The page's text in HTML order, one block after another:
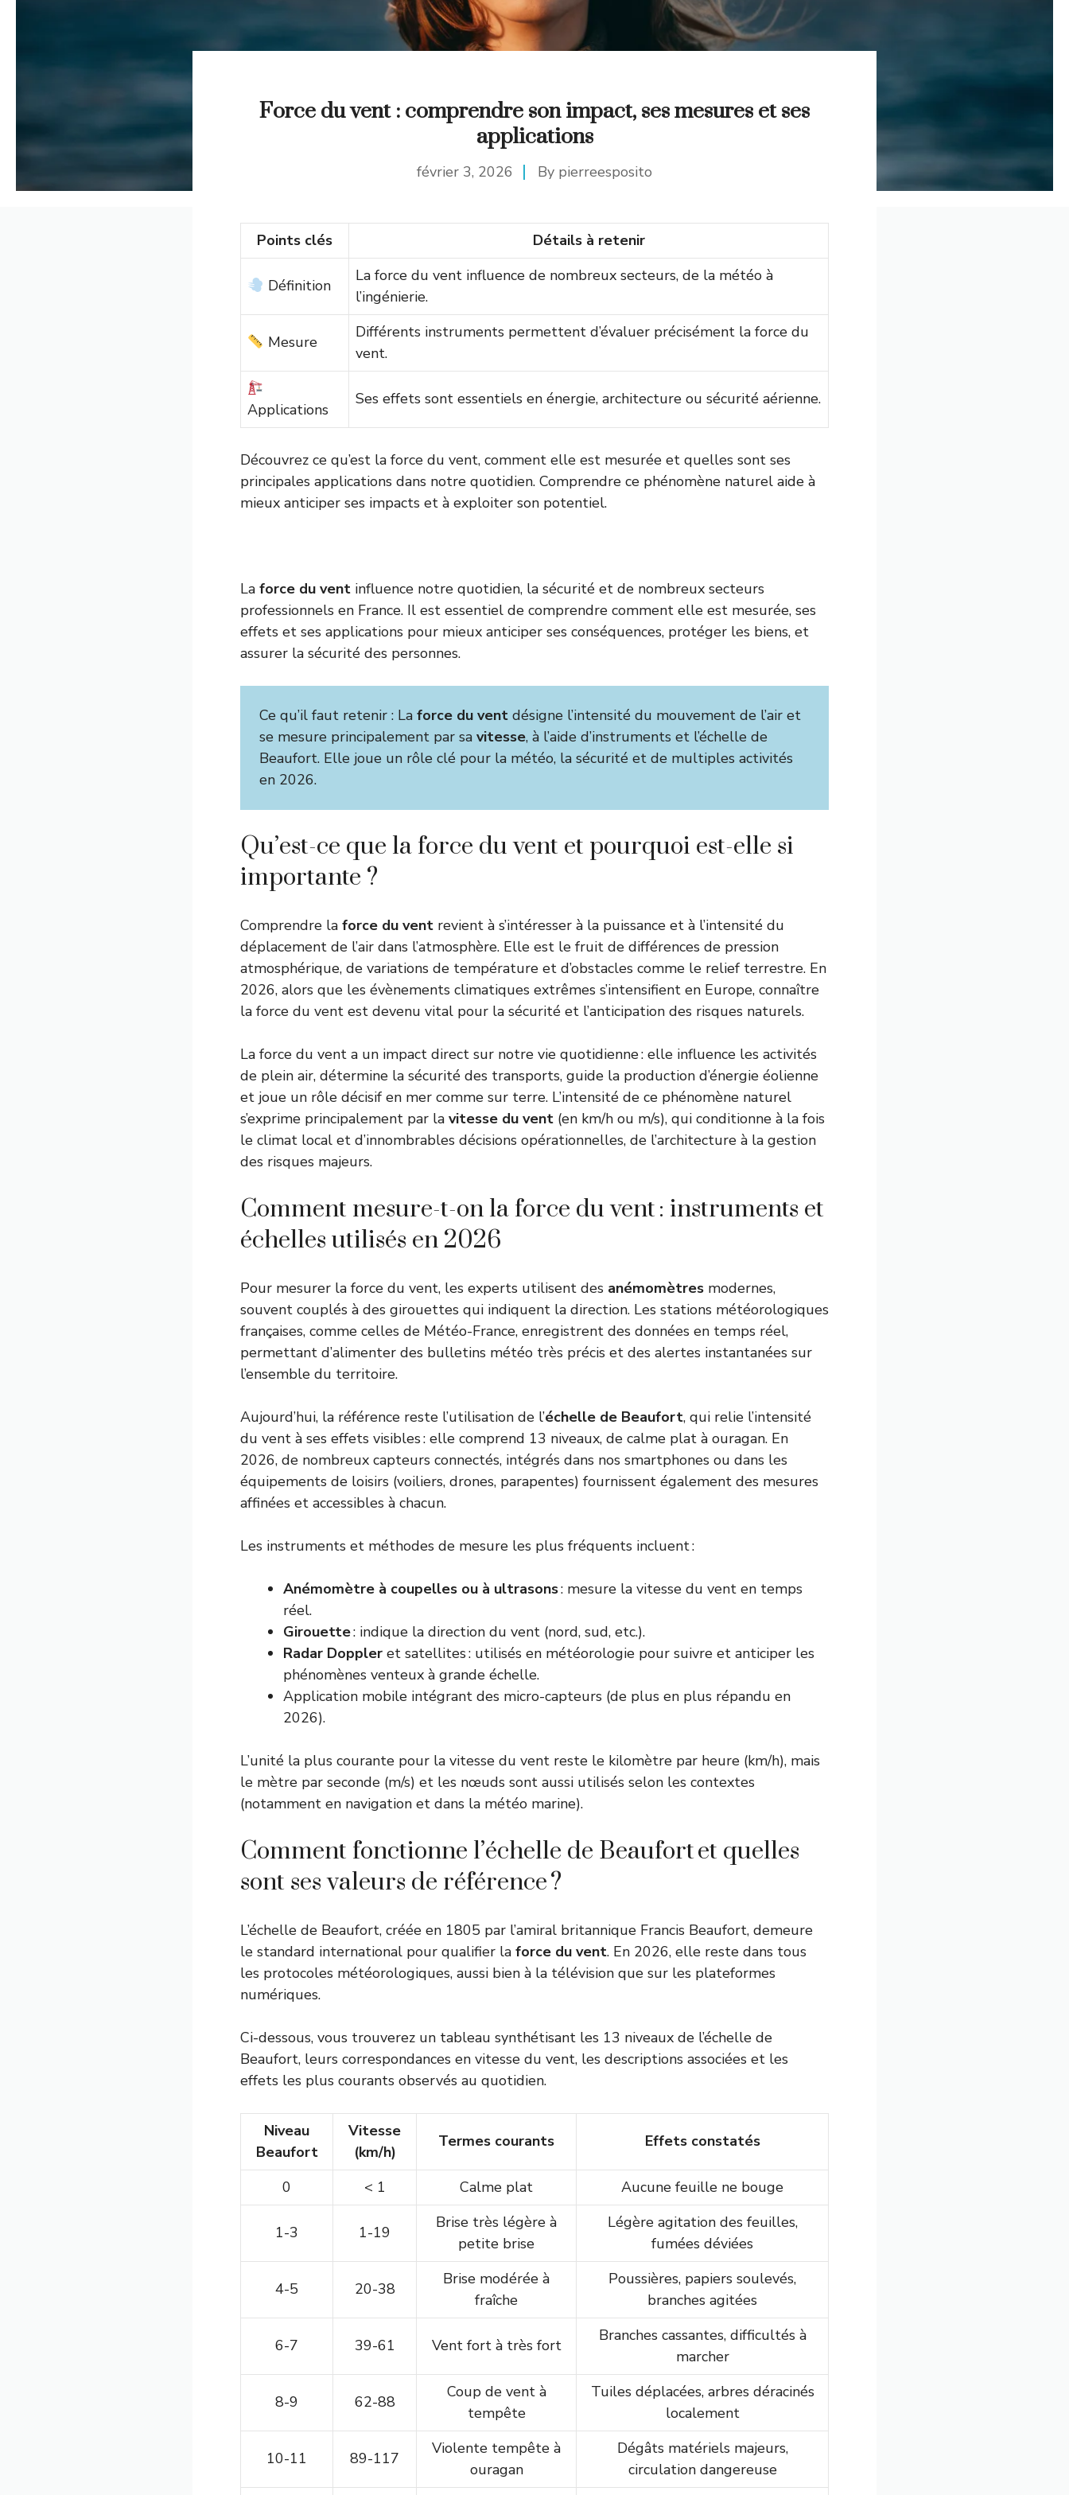
Force du vent : comprendre son impact, ses mesures et ses
applications
février 3, 2026 By pierreesposito
Points clés Détails à retenir
Définition
La force du vent influence de nombreux secteurs, de la météo à
l’ingénierie.
Mesure
Différents instruments permettent d’évaluer précisément la force du
vent.
Applications
Ses effets sont essentiels en énergie, architecture ou sécurité aérienne.
Découvrez ce qu’est la force du vent, comment elle est mesurée et quelles sont ses
principales applications dans notre quotidien. Comprendre ce phénomène naturel aide à
mieux anticiper ses impacts et à exploiter son potentiel.
La force du vent influence notre quotidien, la sécurité et de nombreux secteurs
professionnels en France. Il est essentiel de comprendre comment elle est mesurée, ses
effets et ses applications pour mieux anticiper ses conséquences, protéger les biens, et
assurer la sécurité des personnes.
Ce qu’il faut retenir : La force du vent désigne l’intensité du mouvement de l’air et
se mesure principalement par sa vitesse, à l’aide d’instruments et l’échelle de
Beaufort. Elle joue un rôle clé pour la météo, la sécurité et de multiples activités
en 2026.
Qu’est-ce que la force du vent et pourquoi est-elle si
importante ?
Comprendre la force du vent revient à s’intéresser à la puissance et à l’intensité du
déplacement de l’air dans l’atmosphère. Elle est le fruit de différences de pression
atmosphérique, de variations de température et d’obstacles comme le relief terrestre. En
2026, alors que les évènements climatiques extrêmes s’intensifient en Europe, connaître
la force du vent est devenu vital pour la sécurité et l’anticipation des risques naturels.
La force du vent a un impact direct sur notre vie quotidienne : elle influence les activités
de plein air, détermine la sécurité des transports, guide la production d’énergie éolienne
et joue un rôle décisif en mer comme sur terre. L’intensité de ce phénomène naturel
s’exprime principalement par la vitesse du vent (en km/h ou m/s), qui conditionne à la fois
le climat local et d’innombrables décisions opérationnelles, de l’architecture à la gestion
des risques majeurs.
Comment mesure-t-on la force du vent : instruments et
échelles utilisés en 2026
Pour mesurer la force du vent, les experts utilisent des anémomètres modernes,
souvent couplés à des girouettes qui indiquent la direction. Les stations météorologiques
françaises, comme celles de Météo-France, enregistrent des données en temps réel,
permettant d’alimenter des bulletins météo très précis et des alertes instantanées sur
l’ensemble du territoire.
Aujourd’hui, la référence reste l’utilisation de l’échelle de Beaufort, qui relie l’intensité
du vent à ses effets visibles : elle comprend 13 niveaux, de calme plat à ouragan. En
2026, de nombreux capteurs connectés, intégrés dans nos smartphones ou dans les
équipements de loisirs (voiliers, drones, parapentes) fournissent également des mesures
affinées et accessibles à chacun.
Les instruments et méthodes de mesure les plus fréquents incluent :
Anémomètre à coupelles ou à ultrasons: mesure la vitesse du vent en temps
réel.
Girouette: indique la direction du vent (nord, sud, etc.).
Radar Doppler et satellites : utilisés en météorologie pour suivre et anticiper les
phénomènes venteux à grande échelle.
Application mobile intégrant des micro-capteurs (de plus en plus répandu en
2026).
L’unité la plus courante pour la vitesse du vent reste le kilomètre par heure (km/h), mais
le mètre par seconde (m/s) et les nœuds sont aussi utilisés selon les contextes
(notamment en navigation et dans la météo marine).
Comment fonctionne l’échelle de Beaufort et quelles
sont ses valeurs de référence ?
L’échelle de Beaufort, créée en 1805 par l’amiral britannique Francis Beaufort, demeure
le standard international pour qualifier la force du vent. En 2026, elle reste dans tous
les protocoles météorologiques, aussi bien à la télévision que sur les plateformes
numériques.
Ci-dessous, vous trouverez un tableau synthétisant les 13 niveaux de l’échelle de
Beaufort, leurs correspondances en vitesse du vent, les descriptions associées et les
effets les plus courants observés au quotidien.
Niveau
Beaufort
Vitesse
(km/h)
Termes courants Effets constatés
0 < 1 Calme plat Aucune feuille ne bouge
1-3 1-19
Brise très légère à
petite brise
Légère agitation des feuilles,
fumées déviées
4-5 20-38
Brise modérée à
fraîche
Poussières, papiers soulevés,
branches agitées
6-7 39-61 Vent fort à très fort
Branches cassantes, difficultés à
marcher
8-9 62-88
Coup de vent à
tempête
Tuiles déplacées, arbres déracinés
localement
10-11 89-117
Violente tempête à
ouragan
Dégâts matériels majeurs,
circulation dangereuse